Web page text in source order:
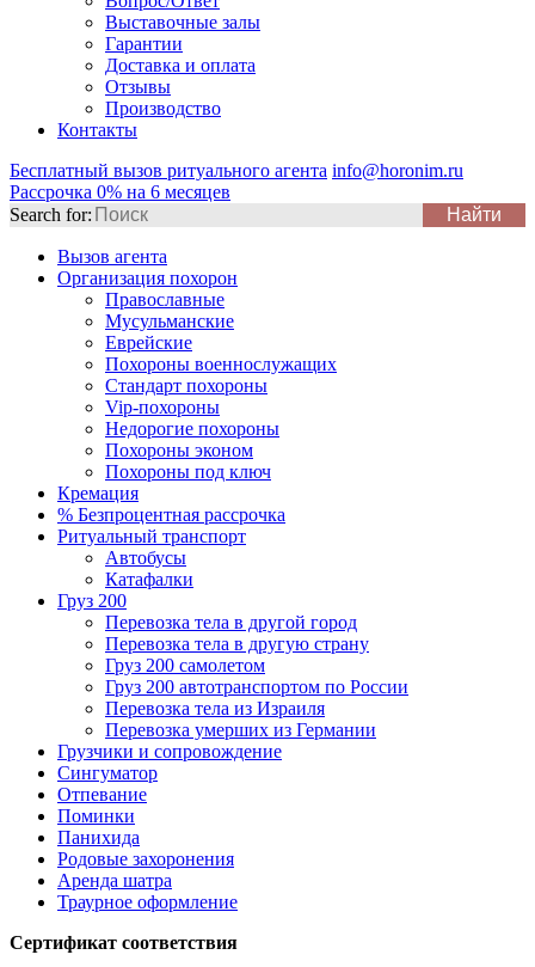
Выставочные залы
Гарантии
Доставка и оплата
Отзывы
Производство
Контакты
Бесплатный вызов ритуального агента info@horonim.ru
Рассрочка 0% на 6 месяцев
Search for:
Вызов агента
Организация похорон
Православные
Мусульманские
Еврейские
Похороны военнослужащих
Стандарт похороны
Vip-похороны
Недорогие похороны
Похороны эконом
Похороны под ключ
Кремация
% Безпроцентная рассрочка
Ритуальный транспорт
Автобусы
Катафалки
Груз 200
Перевозка тела в другой город
Перевозка тела в другую страну
Груз 200 самолетом
Груз 200 автотранспортом по России
Перевозка тела из Израиля
Перевозка умерших из Германии
Грузчики и сопровождение
Сингуматор
Отпевание
Поминки
Панихида
Родовые захоронения
Аренда шатра
Траурное оформление
Сертификат соответствия